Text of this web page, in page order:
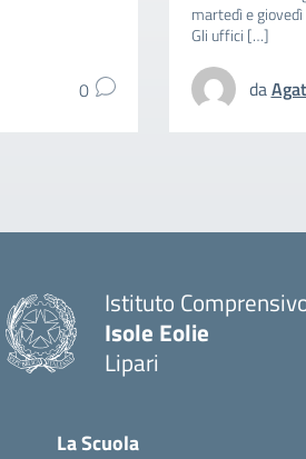
0
martedì e
Gli uffici […]
da
Istituto
Isole Eolie
Lipari
La Scuola